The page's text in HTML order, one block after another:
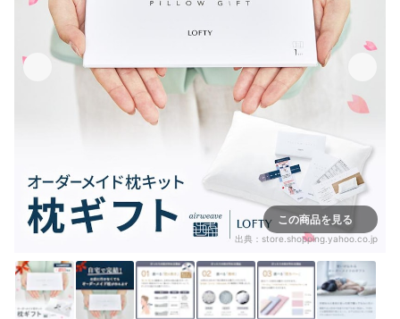
この商品を見る
出典： store.shopping.yahoo.co.jp